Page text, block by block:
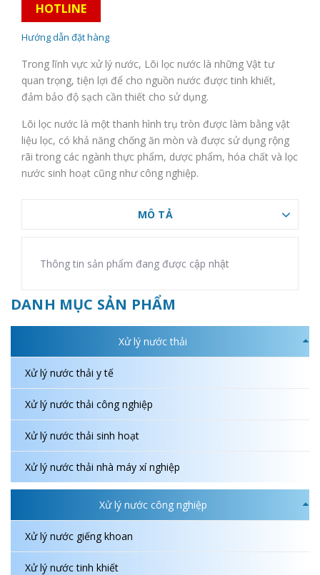
HOTLINE
Hướng dẫn đặt hàng
Trong lĩnh vực xử lý nước, Lõi lọc nước là những Vật tư
quan trọng, tiện lợi để cho nguồn nước được tinh khiết,
đảm bảo độ sạch cần thiết cho sử dụng.
Lõi lọc nước là một thanh hình trụ tròn được làm bằng vật
liệu lọc, có khả năng chống ăn mòn và được sử dụng rộng
rãi trong các ngành thực phẩm, dược phẩm, hóa chất và lọc
nước sinh hoạt cũng như công nghiệp.
MÔ TẢ
Thông tin sản phẩm đang được cập nhật
DANH MỤC SẢN PHẨM
Xử lý nước thải
Xử lý nước thải y tế
Xử lý nước thải công nghiệp
Xử lý nước thải sinh hoạt
Xử lý nước thải nhà máy xí nghiệp
Xử lý nước công nghiệp
Xử lý nước giếng khoan
Xử lý nước tinh khiết